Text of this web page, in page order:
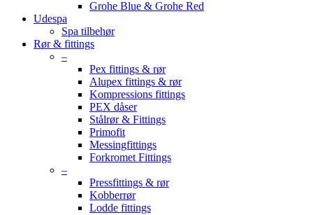
Grohe Blue & Grohe Red
Udespa
Spa tilbehør
Rør & fittings
–
Pex fittings & rør
Alupex fittings & rør
Kompressions fittings
PEX dåser
Stålrør & Fittings
Primofit
Messingfittings
Forkromet Fittings
–
Pressfittings & rør
Kobberrør
Lodde fittings